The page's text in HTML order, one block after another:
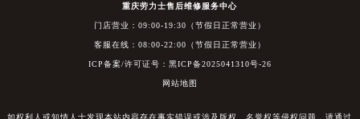
重庆劳力士售后维修服务中心
门店营业：09:00-19:30（节假日正常营业）
客服在线：08:00-22:00（节假日正常营业）
ICP备案/许可证号：黑ICP备2025041310号-26
网站地图
如权利人或知情人士发现本站内容存在事实错误或涉及版权、名誉权等侵权问题，请通过